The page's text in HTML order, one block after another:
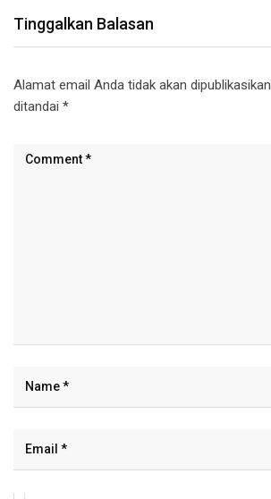
Tinggalkan Balasan
Alamat email Anda tidak akan dipublikasikan.
ditandai *